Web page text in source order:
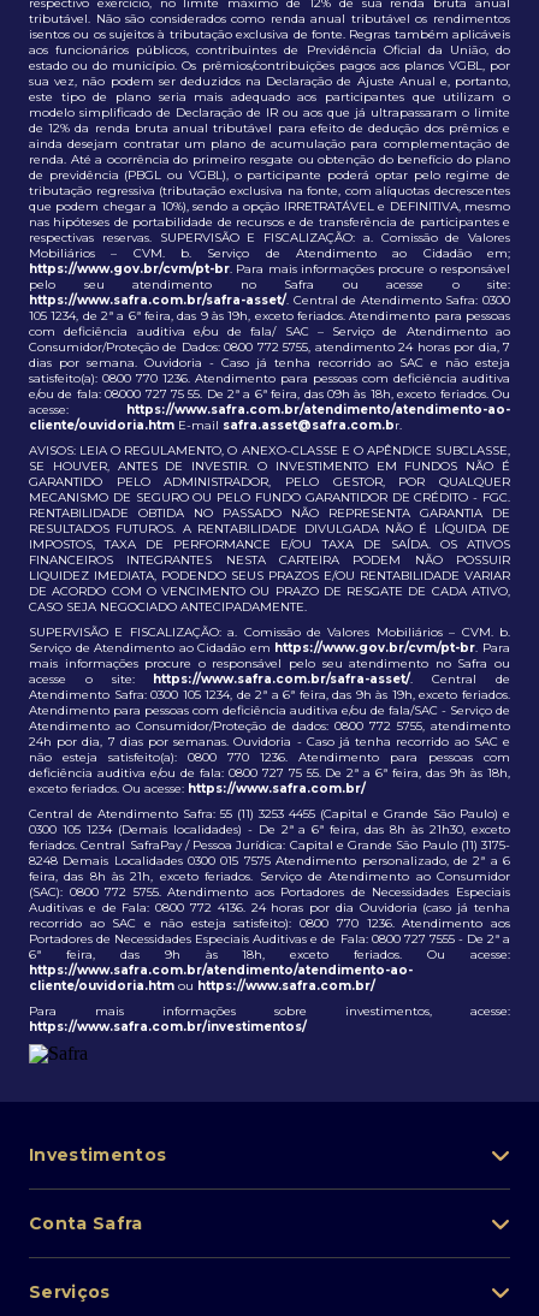
tributável. Não são considerados como renda anual tributável os rendimentos
isentos ou os sujeitos à tributação exclusiva de fonte. Regras também aplicáveis
aos funcionários públicos, contribuintes de Previdência Oficial da União, do
estado ou do município. Os prêmios/contribuições pagos aos planos VGBL, por
sua vez, não podem ser deduzidos na Declaração de Ajuste Anual e, portanto,
este tipo de plano seria mais adequado aos participantes que utilizam o
modelo simplificado de Declaração de IR ou aos que já ultrapassaram o limite
de 12% da renda bruta anual tributável para efeito de dedução dos prêmios e
ainda desejam contratar um plano de acumulação para complementação de
renda. Até a ocorrência do primeiro resgate ou obtenção do benefício do plano
de previdência (PBGL ou VGBL), o participante poderá optar pelo regime de
tributação regressiva (tributação exclusiva na fonte, com alíquotas decrescentes
que podem chegar a 10%), sendo a opção IRRETRATÁVEL e DEFINITIVA, mesmo
nas hipóteses de portabilidade de recursos e de transferência de participantes e
respectivas reservas. SUPERVISÃO E FISCALIZAÇÃO: a. Comissão de Valores
Mobiliários – CVM. b. Serviço de Atendimento ao Cidadão em;
https://www.gov.br/cvm/pt-br. Para mais informações procure o responsável
pelo seu atendimento no Safra ou acesse o site:
https://www.safra.com.br/safra-asset/. Central de Atendimento Safra: 0300
105 1234, de 2ª a 6ª feira, das 9 às 19h, exceto feriados. Atendimento para pessoas
com deficiência auditiva e/ou de fala/ SAC – Serviço de Atendimento ao
Consumidor/Proteção de Dados: 0800 772 5755, atendimento 24 horas por dia, 7
dias por semana. Ouvidoria - Caso já tenha recorrido ao SAC e não esteja
satisfeito(a): 0800 770 1236. Atendimento para pessoas com deficiência auditiva
e/ou de fala: 08000 727 75 55. De 2ª a 6ª feira, das 09h às 18h, exceto feriados. Ou
acesse: https://www.safra.com.br/atendimento/atendimento-ao-
cliente/ouvidoria.htm E-mail safra.asset@safra.com.br.
AVISOS: LEIA O REGULAMENTO, O ANEXO-CLASSE E O APÊNDICE SUBCLASSE,
SE HOUVER, ANTES DE INVESTIR. O INVESTIMENTO EM FUNDOS NÃO É
GARANTIDO PELO ADMINISTRADOR, PELO GESTOR, POR QUALQUER
MECANISMO DE SEGURO OU PELO FUNDO GARANTIDOR DE CRÉDITO - FGC.
RENTABILIDADE OBTIDA NO PASSADO NÃO REPRESENTA GARANTIA DE
RESULTADOS FUTUROS. A RENTABILIDADE DIVULGADA NÃO É LÍQUIDA DE
IMPOSTOS, TAXA DE PERFORMANCE E/OU TAXA DE SAÍDA. OS ATIVOS
FINANCEIROS INTEGRANTES NESTA CARTEIRA PODEM NÃO POSSUIR
LIQUIDEZ IMEDIATA, PODENDO SEUS PRAZOS E/OU RENTABILIDADE VARIAR
DE ACORDO COM O VENCIMENTO OU PRAZO DE RESGATE DE CADA ATIVO,
CASO SEJA NEGOCIADO ANTECIPADAMENTE.
SUPERVISÃO E FISCALIZAÇÃO: a. Comissão de Valores Mobiliários – CVM. b.
Serviço de Atendimento ao Cidadão em https://www.gov.br/cvm/pt-br. Para
mais informações procure o responsável pelo seu atendimento no Safra ou
acesse o site: https://www.safra.com.br/safra-asset/. Central de
Atendimento Safra: 0300 105 1234, de 2ª a 6ª feira, das 9h às 19h, exceto feriados.
Atendimento para pessoas com deficiência auditiva e/ou de fala/SAC - Serviço de
Atendimento ao Consumidor/Proteção de dados: 0800 772 5755, atendimento
24h por dia, 7 dias por semanas. Ouvidoria - Caso já tenha recorrido ao SAC e
não esteja satisfeito(a): 0800 770 1236. Atendimento para pessoas com
deficiência auditiva e/ou de fala: 0800 727 75 55. De 2ª a 6ª feira, das 9h às 18h,
exceto feriados. Ou acesse: https://www.safra.com.br/
Central de Atendimento Safra: 55 (11) 3253 4455 (Capital e Grande São Paulo) e
0300 105 1234 (Demais localidades) - De 2ª a 6ª feira, das 8h às 21h30, exceto
feriados. Central SafraPay / Pessoa Jurídica: Capital e Grande São Paulo (11) 3175-
8248 Demais Localidades 0300 015 7575 Atendimento personalizado, de 2ª a 6
feira, das 8h às 21h, exceto feriados. Serviço de Atendimento ao Consumidor
(SAC): 0800 772 5755. Atendimento aos Portadores de Necessidades Especiais
Auditivas e de Fala: 0800 772 4136. 24 horas por dia Ouvidoria (caso já tenha
recorrido ao SAC e não esteja satisfeito): 0800 770 1236. Atendimento aos
Portadores de Necessidades Especiais Auditivas e de Fala: 0800 727 7555 - De 2ª a
6ª feira, das 9h às 18h, exceto feriados. Ou acesse:
https://www.safra.com.br/atendimento/atendimento-ao-
cliente/ouvidoria.htm ou https://www.safra.com.br/
Para mais informações sobre investimentos, acesse:
https://www.safra.com.br/investimentos/
Investimentos
Lista de fundos de investimento
Conta Safra
Pessoa Física
Serviços